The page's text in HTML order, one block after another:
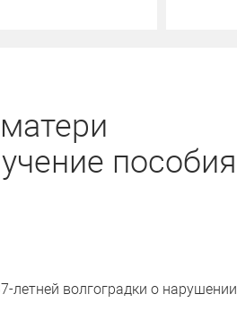
пособия
летней волгоградки о нарушении